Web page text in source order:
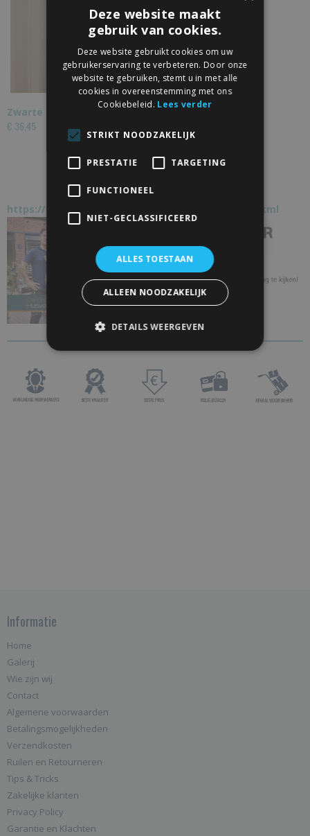
Zwarte Buisgreep Dubbel 300mm
€ 36,45
https://www.schuifdeur-totaal.nl/bekend-van-tv.html
Informatie
Home
Galerij
Wie zijn wij
Contact
Algemene voorwaarden
Betalingsmogelijkheden
Verzendkosten
Ruilen en Retourneren
Tips & Tricks
Zakelijke klanten
Privacy Policy
Garantie en Klachten
Deze website maakt
gebruik van cookies.
Deze website gebruikt cookies om uw
gebruikerservaring te verbeteren. Door onze
website te gebruiken, stemt u in met alle
cookies in overeenstemming met ons
Cookiebeleid. Lees verder
STRIKT NOODZAKELIJK
PRESTATIE TARGETING
FUNCTIONEEL
NIET-GECLASSIFICEERD
ALLES TOESTAAN
ALLEEN NOODZAKELIJK
DETAILS WEERGEVEN